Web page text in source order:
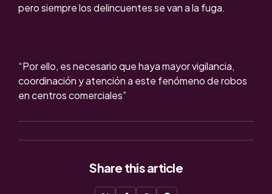
pero siempre los delincuentes se van a la fuga.
“Por ello, es necesario que haya mayor vigilancia,
coordinación y atención a este fenómeno de robos
en centros comerciales”
Share this article